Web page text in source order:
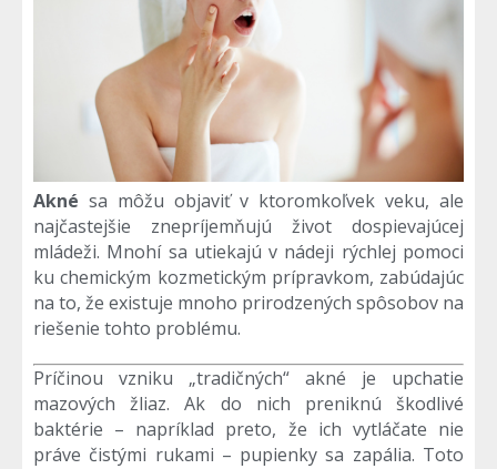
Akné sa môžu objaviť v ktoromkoľvek veku, ale
najčastejšie znepríjemňujú život dospievajúcej
mládeži. Mnohí sa utiekajú v nádeji rýchlej pomoci
ku chemickým kozmetickým prípravkom, zabúdajúc
na to, že existuje mnoho prirodzených spôsobov na
riešenie tohto problému.
Príčinou vzniku „tradičných“ akné je upchatie
mazových žliaz. Ak do nich preniknú škodlivé
baktérie – napríklad preto, že ich vytláčate nie
práve čistými rukami – pupienky sa zapália. Toto